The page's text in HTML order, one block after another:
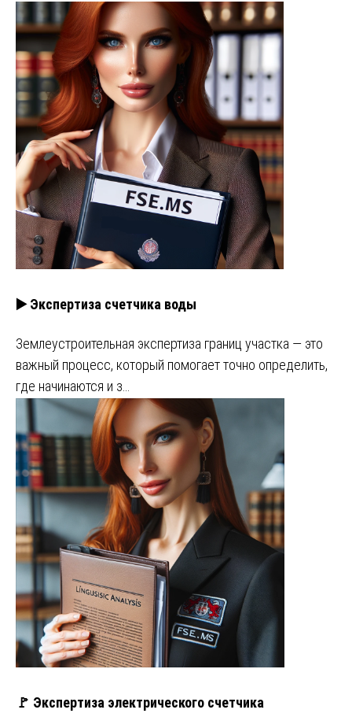
▶️ Экспертиза счетчика воды
Землеустроительная экспертиза границ участка — это
важный процесс, который помогает точно определить,
где начинаются и з…
🚩 Экспертиза электрического счетчика